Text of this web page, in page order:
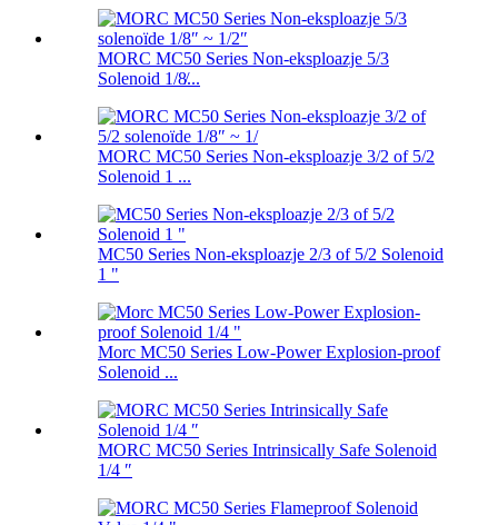
MORC MC50 Series Non-eksploazje 5/3
Solenoid 1/8̸...
MORC MC50 Series Non-eksploazje 3/2 of 5/2
Solenoid 1 ...
MC50 Series Non-eksploazje 2/3 of 5/2 Solenoid
1 "
Morc MC50 Series Low-Power Explosion-proof
Solenoid ...
MORC MC50 Series Intrinsically Safe Solenoid
1/4 ″